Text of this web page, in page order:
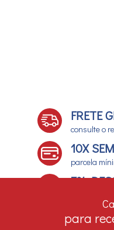
FRETE
consulte o
10X
parcela
7%
para